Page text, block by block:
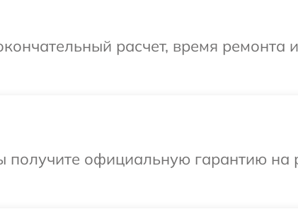
расчет, время ремонта
получите официальную гарантию на